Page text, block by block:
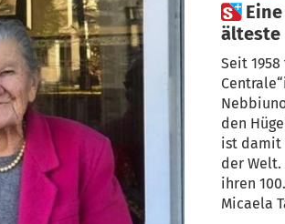
 Eine grandiose Frau! Italiens
älteste
Seit
den
ist damit
der Welt.
ihren
Micaela